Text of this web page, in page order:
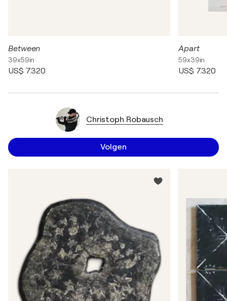
Between
39x59in
US$ 7.320
Apart
59x39in
US$ 7.320
Christoph Robausch
Volgen